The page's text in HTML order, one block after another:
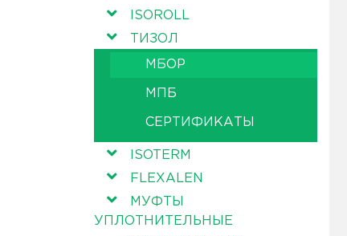
ISOROLL
ТИЗОЛ
МБОР
МПБ
СЕРТИФИКАТЫ
ISOTERM
FLEXALEN
МУФТЫ
УПЛОТНИТЕЛЬНЫЕ